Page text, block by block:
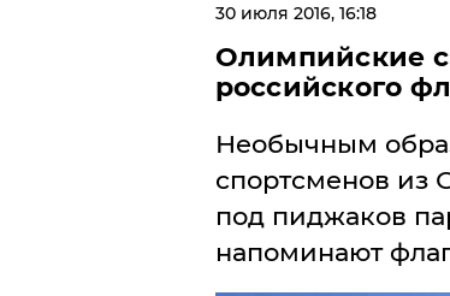
30 июля 2016, 16:18
Олимпийские
российского
Необычным
спортсменов из
под пиджаков
напоминают